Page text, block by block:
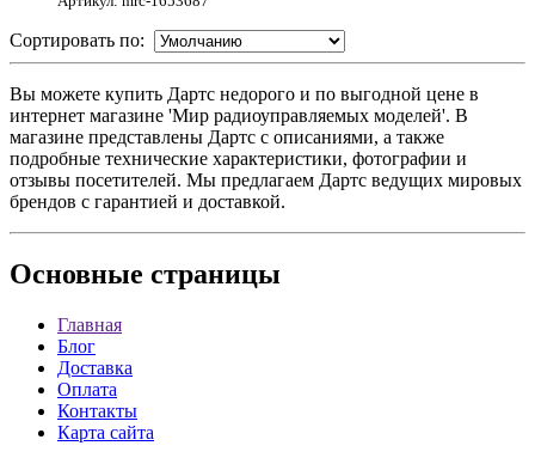
Сортировать по:
Вы можете купить Дартс недорого и по выгодной цене в
интернет магазине 'Мир радиоуправляемых моделей'. В
магазине представлены Дартс с описаниями, а также
подробные технические характеристики, фотографии и
отзывы посетителей. Мы предлагаем Дартс ведущих мировых
брендов с гарантией и доставкой.
Основные страницы
Главная
Блог
Доставка
Оплата
Контакты
Карта сайта